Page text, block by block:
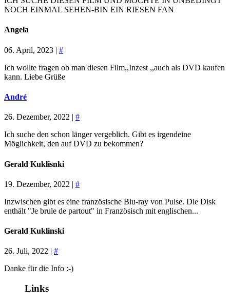
NOCH EINMAL SEHEN-BIN EIN RIESEN FAN
Angela
06. April, 2023 | #
Ich wollte fragen ob man diesen Film,,Inzest ,,auch als DVD kaufen
kann. Liebe Grüße
André
26. Dezember, 2022 | #
Ich suche den schon länger vergeblich. Gibt es irgendeine
Möglichkeit, den auf DVD zu bekommen?
Gerald Kuklisnki
19. Dezember, 2022 | #
Inzwischen gibt es eine französische Blu-ray von Pulse. Die Disk
enthält "Je brule de partout" in Französisch mit englischen...
Gerald Kuklinski
26. Juli, 2022 | #
Danke für die Info :-)
Links